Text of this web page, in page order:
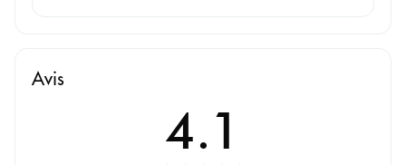
Avis
4.1